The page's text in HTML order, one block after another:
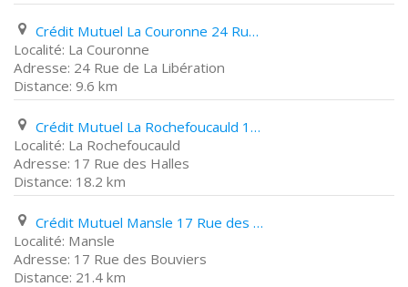
Crédit Mutuel La Couronne 24 Rue de La Libération
La Couronne
24 Rue de La Libération
9.6 km
Crédit Mutuel La Rochefoucauld 17 Rue des Halles
La Rochefoucauld
17 Rue des Halles
18.2 km
Crédit Mutuel Mansle 17 Rue des Bouviers
Mansle
17 Rue des Bouviers
21.4 km